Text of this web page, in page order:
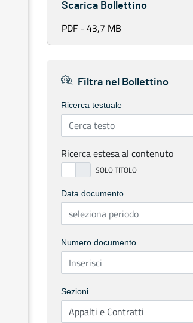
Scarica Bollettino
PDF - 43,7 MB
Filtra nel Bollettino
Ricerca testuale
Ricerca estesa al contenuto
Data documento
Numero documento
Sezioni